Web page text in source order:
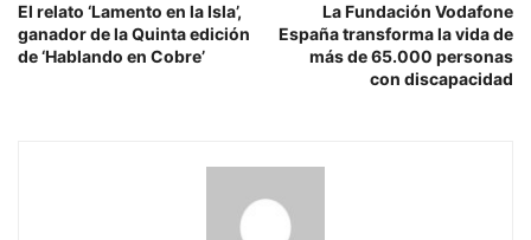
El relato ‘Lamento en la Isla’,
ganador de la Quinta edición
de ‘Hablando en Cobre’
La Fundación Vodafone
España transforma la vida de
más de 65.000 personas
con discapacidad